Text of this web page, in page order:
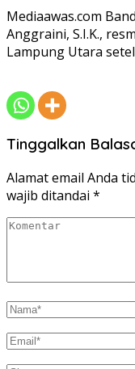
Mediaawas.com
Anggraini, S.I.K.,
Lampung Utara
Tinggalkan
Alamat email Anda
wajib ditandai *